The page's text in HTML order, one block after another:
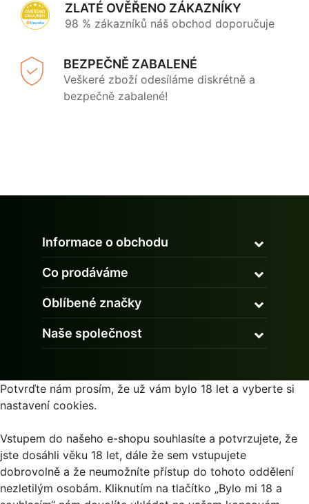
ZLATÉ OVĚŘENO ZÁKAZNÍKY
98 % zákazníků náš obchod doporučuje
BEZPEČNĚ ZABALENÉ
Veškeré zboží odesíláme diskrétně a
bezpečně zabalené!
Informace o obchodu
Co prodáváme
Oblíbené značky
Naše společnost
Potvrďte nám prosím, že už vám bylo 18 let a vyberte si
nastavení cookies.
Vstupem do našeho e-shopu souhlasíte a potvrzujete, že
jste dosáhli věku 18 let, dále že sem vstupujete
dobrovolně a že neumožníte přístup do tohoto oddělení
nezletilým osobám. Kliknutím na tlačítko „Bylo mi 18 a